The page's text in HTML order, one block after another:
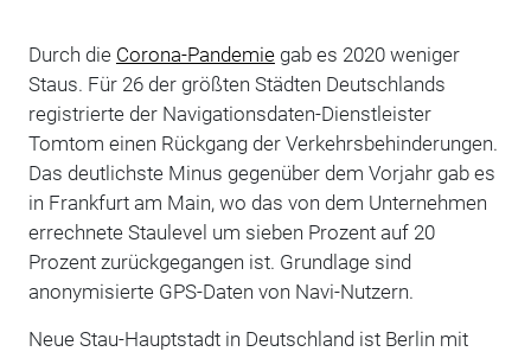
Durch die Corona-Pandemiegab es 2020 weniger
Staus. Für 26 der größten Städten Deutschlands
registrierte der Navigationsdaten-Dienstleister
Tomtom einen Rückgang der Verkehrsbehinderungen.
Das deutlichste Minus gegenüber dem Vorjahr gab es
in Frankfurt am Main, wo das von dem Unternehmen
errechnete Staulevel um sieben Prozent auf 20
Prozent zurückgegangen ist. Grundlage sind
anonymisierte GPS-Daten von Navi-Nutzern.
Neue Stau-Hauptstadt in Deutschland ist Berlin mit